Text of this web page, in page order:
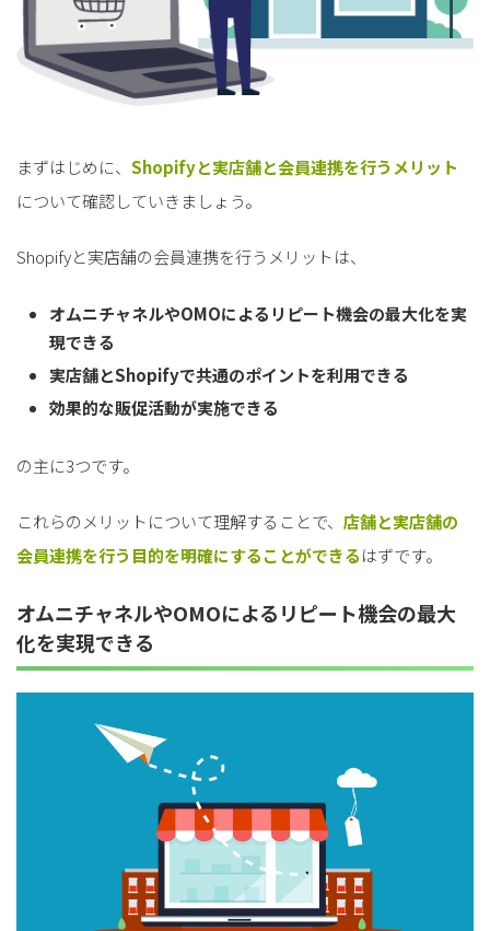
まずはじめに、 Shopifyと実店舗と会員連携を行うメリット
について確認していきましょう。
Shopifyと実店舗の会員連携を行うメリットは、
オムニチャネルやOMOによるリピート機会の最大化を実
現できる
実店舗とShopifyで共通のポイントを利用できる
効果的な販促活動が実施できる
の主に3つです。
これらのメリットについて理解することで、 店舗と実店舗の
会員連携を行う目的を明確にすることができるはずです。
オムニチャネルやOMOによるリピート機会の最大
化を実現できる